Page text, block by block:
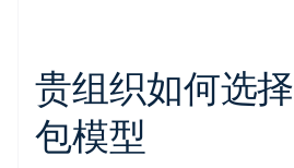
贵组织如何选
包模型